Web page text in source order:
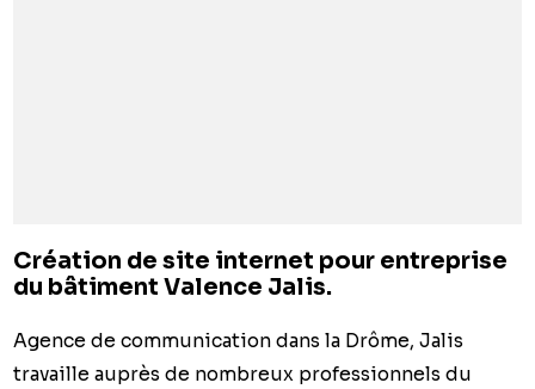
Création de site internet pour entreprise
du bâtiment Valence Jalis.
Agence de communication dans la Drôme, Jalis
travaille auprès de nombreux professionnels du